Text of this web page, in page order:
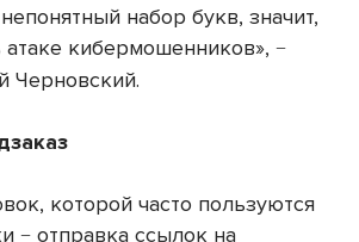
набор букв, значит,
кибермошенников», −
Черновский.
которой часто пользуются
− отправка ссылок на